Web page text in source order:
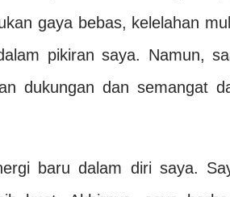
gaya bebas, kelelahan
pikiran saya. Namun,
dukungan dan semangat
baru dalam diri saya.